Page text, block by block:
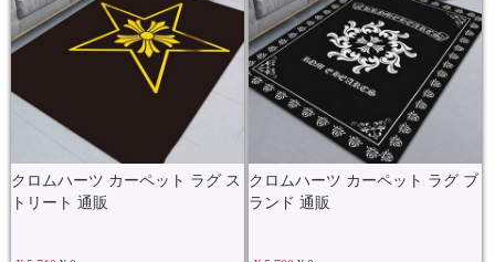
クロムハーツ カーペット ラグ ス
トリート 通販
クロムハーツ カーペット ラグ ブ
ランド 通販